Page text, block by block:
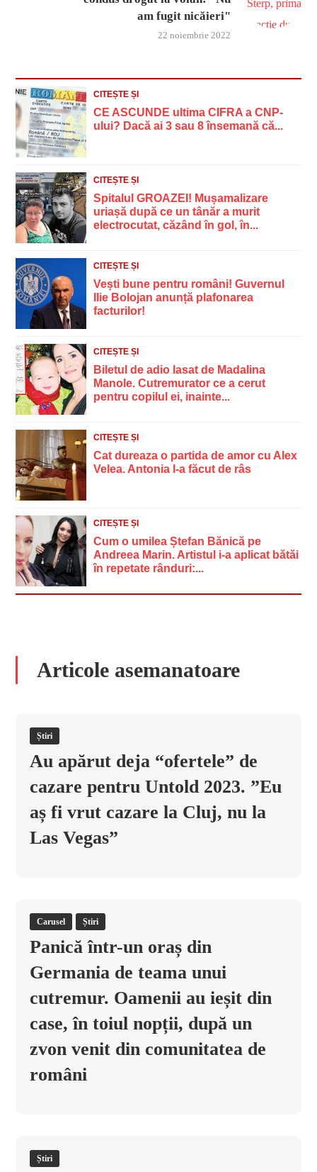
am fugit nicăieri"
22 noiembrie 2022
CITEȘTE ȘI
CE ASCUNDE ultima CIFRA a CNP-
ului? Dacă ai 3 sau 8 însemană că...
CITEȘTE ȘI
Spitalul GROAZEI! Mușamalizare
uriașă după ce un tânăr a murit
electrocutat, căzând în gol, în...
CITEȘTE ȘI
Vești bune pentru români! Guvernul
Ilie Bolojan anunță plafonarea
facturilor!
CITEȘTE ȘI
Biletul de adio lasat de Madalina
Manole. Cutremurator ce a cerut
pentru copilul ei, inainte...
CITEȘTE ȘI
Cat dureaza o partida de amor cu Alex
Velea. Antonia l-a făcut de râs
CITEȘTE ȘI
Cum o umilea Ștefan Bănică pe
Andreea Marin. Artistul i-a aplicat bătăi
în repetate rânduri:...
Articole asemanatoare
Știri
Au apărut deja “ofertele” de
cazare pentru Untold 2023. ”Eu
aș fi vrut cazare la Cluj, nu la
Las Vegas”
Carusel Știri
Panică într-un oraș din
Germania de teama unui
cutremur. Oamenii au ieșit din
case, în toiul nopții, după un
zvon venit din comunitatea de
români
Știri